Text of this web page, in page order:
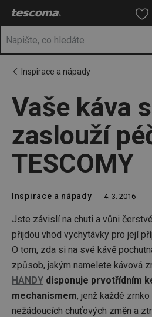
Nacházíte se na stránce Vaše káva
Přejít na hlavní
Přejít na
Přejít na
Inspirace a nápady
Vaše káva
zaslouží
TESCOMY
Inspirace a nápady 4. 3. 2016
Jste závislí na chuti a vůni
přijdou vhod vychytávky pro její
O tom, zda si na své kávě
způsob, jakým namelete kávová
HANDY disponuje prvotřídním
mechanismem, jenž každé
nežádoucích chuťových změn a